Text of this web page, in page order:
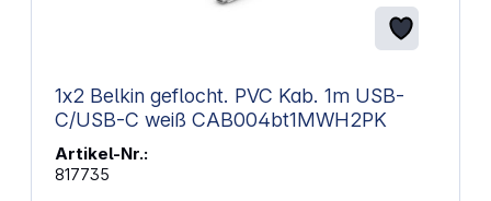
1x2 Belkin geflocht. PVC Kab. 1m USB-
C/USB-C weiß CAB004bt1MWH2PK
Artikel-Nr.:
817735